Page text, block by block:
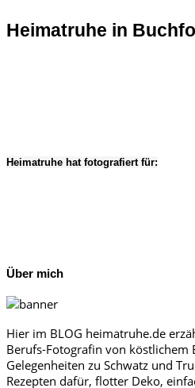
Heimatruhe in
Heimatruhe hat fotografiert für:
Über mich
Hier im BLOG heimatruhe.de
Berufs-Fotografin von köstlichem
Gelegenheiten zu Schwatz und
Rezepten dafür, flotter Deko,